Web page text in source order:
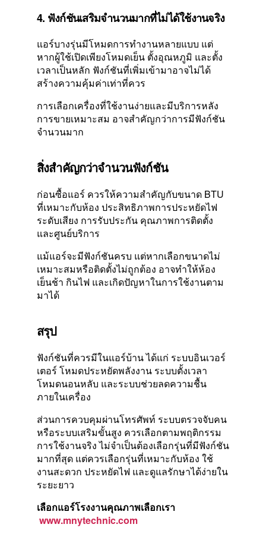
4. ฟังก์ชันเสริมจำนวนมากที่ไม่ได้ใช้งานจริง
แอร์บางรุ่นมีโหมดการทำงานหลายแบบ แต่
หากผู้ใช้เปิดเพียงโหมดเย็น ตั้งอุณหภูมิ และตั้ง
เวลาเป็นหลัก ฟังก์ชันที่เพิ่มเข้ามาอาจไม่ได้
สร้างความคุ้มค่าเท่าที่ควร
การเลือกเครื่องที่ใช้งานง่ายและมีบริการหลัง
การขายเหมาะสม อาจสำคัญกว่าการมีฟังก์ชัน
จำนวนมาก
สิ่งสำคัญกว่าจำนวนฟังก์ชัน
ก่อนซื้อแอร์ ควรให้ความสำคัญกับขนาด BTU
ที่เหมาะกับห้อง ประสิทธิภาพการประหยัดไฟ
ระดับเสียง การรับประกัน คุณภาพการติดตั้ง
และศูนย์บริการ
แม้แอร์จะมีฟังก์ชันครบ แต่หากเลือกขนาดไม่
เหมาะสมหรือติดตั้งไม่ถูกต้อง อาจทำให้ห้อง
เย็นช้า กินไฟ และเกิดปัญหาในการใช้งานตาม
มาได้
สรุป
ฟังก์ชันที่ควรมีในแอร์บ้าน ได้แก่ ระบบอินเวอร์
เตอร์ โหมดประหยัดพลังงาน ระบบตั้งเวลา
โหมดนอนหลับ และระบบช่วยลดความชื้น
ภายในเครื่อง
ส่วนการควบคุมผ่านโทรศัพท์ ระบบตรวจจับคน
หรือระบบเสริมขั้นสูง ควรเลือกตามพฤติกรรม
การใช้งานจริง ไม่จำเป็นต้องเลือกรุ่นที่มีฟังก์ชัน
มากที่สุด แต่ควรเลือกรุ่นที่เหมาะกับห้อง ใช้
งานสะดวก ประหยัดไฟ และดูแลรักษาได้ง่ายใน
ระยะยาว
เลือกแอร์โรงงานคุณภาพเลือกเรา
www.mnytechnic.com